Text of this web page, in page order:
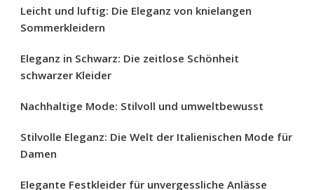
Leicht und luftig: Die Eleganz von knielangen
Sommerkleidern
Eleganz in Schwarz: Die zeitlose Schönheit
schwarzer Kleider
Nachhaltige Mode: Stilvoll und umweltbewusst
Stilvolle Eleganz: Die Welt der Italienischen Mode für
Damen
Elegante Festkleider für unvergessliche Anlässe